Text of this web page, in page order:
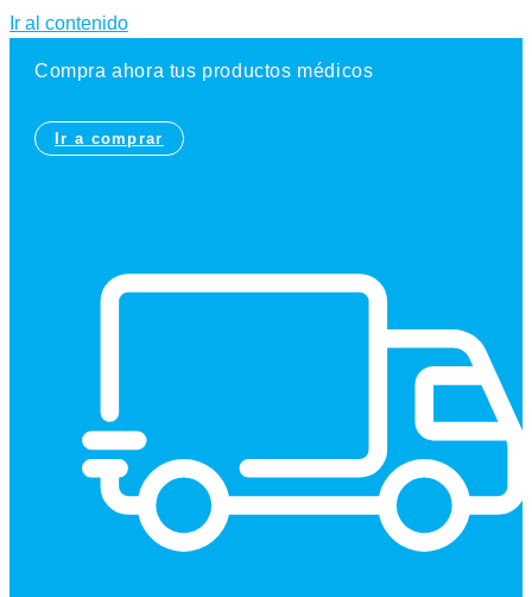
Ir al contenido
Compra ahora tus productos médicos
Ir a comprar